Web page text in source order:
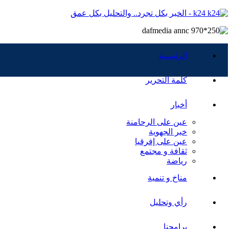
k24 - الخبر بكل تجرد.. والتحليل بكل عمق
الرئيسية
كلمة التحرير
أخبار
عين على الرحامنة
خبر الجهوية
عين على إفرقيا
ثقافة و مجتمع
رياضة
مناخ و تنمية
رأي وتحليل
برامجنا